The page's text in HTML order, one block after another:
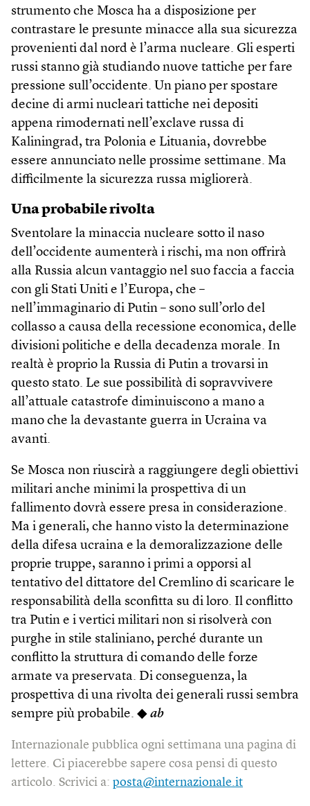
strumento che Mosca ha a disposizione per
contrastare le presunte minacce alla sua sicurezza
provenienti dal nord è l’arma nucleare. Gli esperti
russi stanno già studiando nuove tattiche per fare
pressione sull’occidente. Un piano per spostare
decine di armi nucleari tattiche nei depositi
appena rimodernati nell’exclave russa di
Kaliningrad, tra Polonia e Lituania, dovrebbe
essere annunciato nelle prossime settimane. Ma
difficilmente la sicurezza russa migliorerà.
Una probabile rivolta
Sventolare la minaccia nucleare sotto il naso
dell’occidente aumenterà i rischi, ma non offrirà
alla Russia alcun vantaggio nel suo faccia a faccia
con gli Stati Uniti e l’Europa, che –
nell’immaginario di Putin – sono sull’orlo del
collasso a causa della recessione economica, delle
divisioni politiche e della decadenza morale. In
realtà è proprio la Russia di Putin a trovarsi in
questo stato. Le sue possibilità di sopravvivere
all’attuale catastrofe diminuiscono a mano a
mano che la devastante guerra in Ucraina va
avanti.
Se Mosca non riuscirà a raggiungere degli obiettivi
militari anche minimi la prospettiva di un
fallimento dovrà essere presa in considerazione.
Ma i generali, che hanno visto la determinazione
della difesa ucraina e la demoralizzazione delle
proprie truppe, saranno i primi a opporsi al
tentativo del dittatore del Cremlino di scaricare le
responsabilità della sconfitta su di loro. Il conflitto
tra Putin e i vertici militari non si risolverà con
purghe in stile staliniano, perché durante un
conflitto la struttura di comando delle forze
armate va preservata. Di conseguenza, la
prospettiva di una rivolta dei generali russi sembra
sempre più probabile. ◆ ab
Internazionale pubblica ogni settimana una pagina di
lettere. Ci piacerebbe sapere cosa pensi di questo
articolo. Scrivici a: posta@internazionale.it